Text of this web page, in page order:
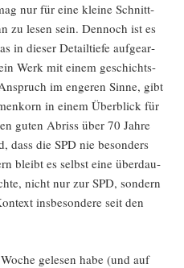
nur für eine klei­ne Schnitt­
zu lesen sein. Den­noch ist es
in die­ser Detail­tie­fe auf­ge­ar­
Werk mit einem geschichts-
im enge­ren Sin­ne, gibt
in einem Über­blick für
guten Abriss über 70 Jah­re
dass die SPD nie beson­ders
bleibt es selbst eine über­dau­
nicht nur zur SPD, son­dern
ins­be­son­de­re seit den
gele­sen habe (und auf